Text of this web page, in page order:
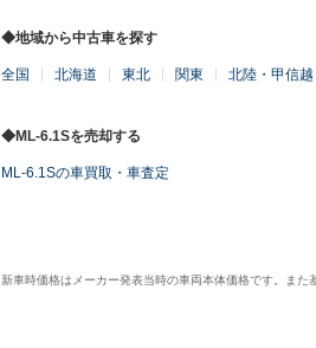
◆地域から中古車を探す
全国 北海道 東北 関東 北陸・甲信越
◆ML-6.1Sを売却する
ML-6.1Sの車買取・車査定
新車時価格はメーカー発表当時の車両本体価格です。ま